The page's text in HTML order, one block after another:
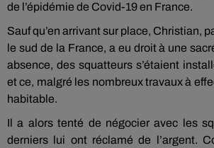
de l’épidémie de Covid-19 en France.
Sauf qu’en arrivant sur place, Christian,
le sud de la France, a eu droit à une
absence, des squatteurs s’étaient
et ce, malgré les nombreux travaux à
habitable.
Il a alors tenté de négocier avec les
derniers lui ont réclamé de l’argent.